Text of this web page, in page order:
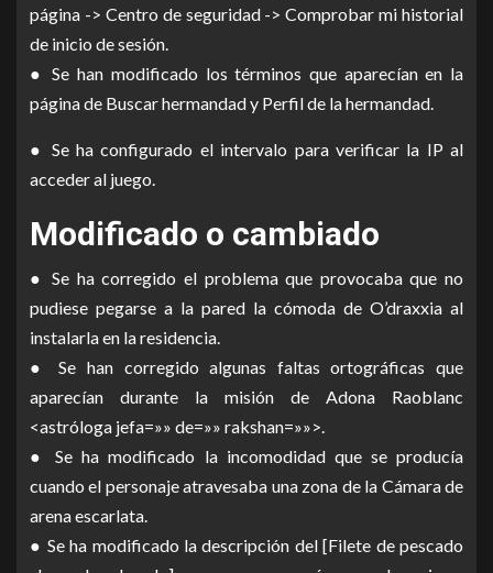
página -> Centro de seguridad -> Comprobar mi historial
de inicio de sesión.
● Se han modificado los términos que aparecían en la
página de Buscar hermandad y Perfil de la hermandad.
● Se ha configurado el intervalo para verificar la IP al
acceder al juego.
Modificado o cambiado
● Se ha corregido el problema que provocaba que no
pudiese pegarse a la pared la cómoda de O’draxxia al
instalarla en la residencia.
● Se han corregido algunas faltas ortográficas que
aparecían durante la misión de Adona Raoblanc
<astróloga jefa=»» de=»» rakshan=»»>.
● Se ha modificado la incomodidad que se producía
cuando el personaje atravesaba una zona de la Cámara de
arena escarlata.
● Se ha modificado la descripción del [Filete de pescado